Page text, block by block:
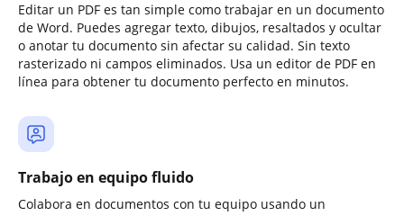
Editar un PDF es tan simple como trabajar en un documento
de Word. Puedes agregar texto, dibujos, resaltados y ocultar
o anotar tu documento sin afectar su calidad. Sin texto
rasterizado ni campos eliminados. Usa un editor de PDF en
línea para obtener tu documento perfecto en minutos.
Trabajo en equipo fluido
Colabora en documentos con tu equipo usando un